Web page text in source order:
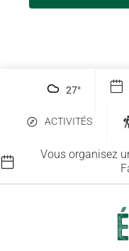
27°
ACTIVITÉS
Vous organisez